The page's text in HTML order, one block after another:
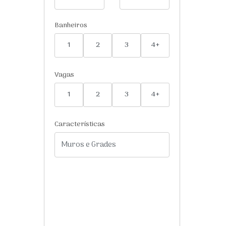
Banheiros
1
2 3 4+
Vagas
1
2 3 4+
Características